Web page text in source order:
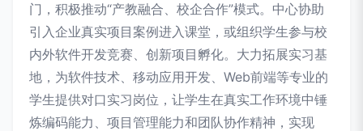
门，积极推动“产教融合、校企合作”模式。中心协助
引入企业真实项目案例进入课堂，或组织学生参与校
内外软件开发竞赛、创新项目孵化。大力拓展实习基
地，为软件技术、移动应用开发、Web前端等专业的
学生提供对口实习岗位，让学生在真实工作环境中锤
炼编码能力、项目管理能力和团队协作精神，实现